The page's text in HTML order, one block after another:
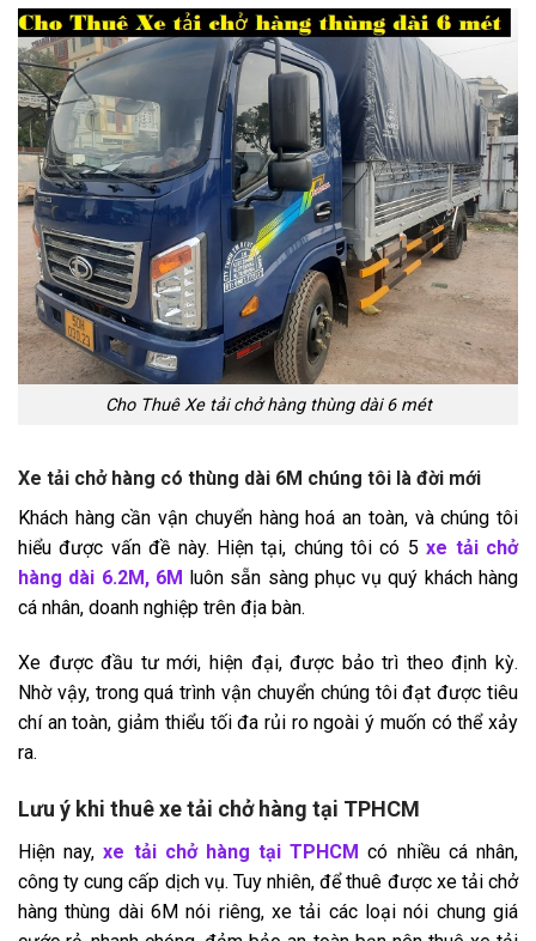
Cho Thuê Xe tải chở hàng thùng dài 6 mét
Xe tải chở hàng có thùng dài 6M chúng tôi là đời mới
Khách hàng cần vận chuyển hàng hoá an toàn, và chúng tôi
hiểu được vấn đề này. Hiện tại, chúng tôi có 5 xe tải chở
hàng dài 6.2M, 6M
luôn sẵn sàng phục vụ quý khách hàng
cá nhân, doanh nghiệp trên địa bàn.
Xe được đầu tư mới, hiện đại, được bảo trì theo định kỳ.
Nhờ vậy, trong quá trình vận chuyển chúng tôi đạt được tiêu
chí an toàn, giảm thiểu tối đa rủi ro ngoài ý muốn có thể xảy
ra.
Lưu ý khi thuê xe tải chở hàng tại TPHCM
Hiện nay, xe tải chở hàng tại TPHCM có nhiều cá nhân,
công ty cung cấp dịch vụ. Tuy nhiên, để thuê được xe tải chở
hàng thùng dài 6M nói riêng, xe tải các loại nói chung giá